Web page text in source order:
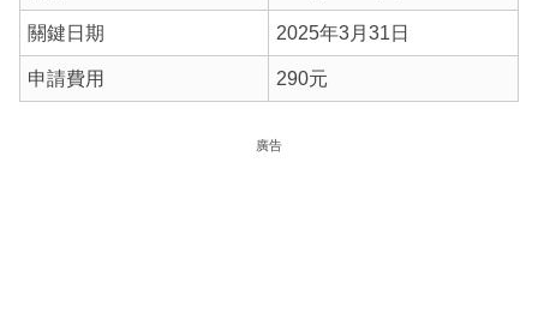
關鍵日期 2025年3月31日
申請費用 290元
廣告